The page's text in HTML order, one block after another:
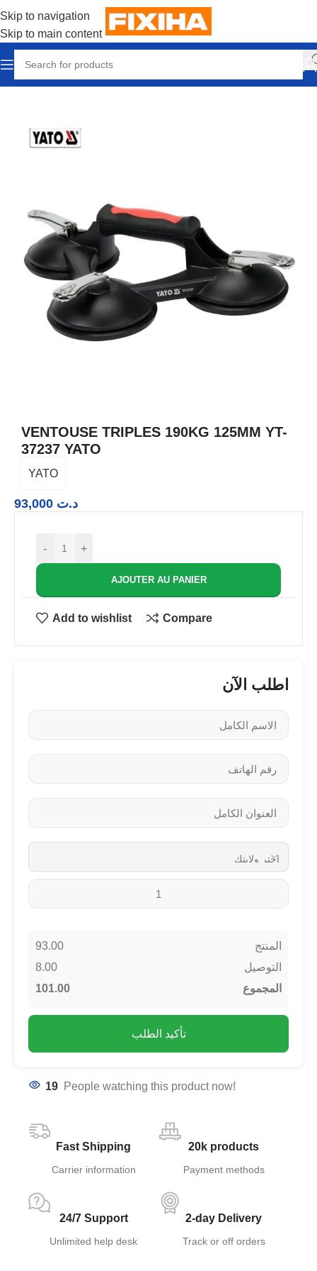
Skip to navigation
Skip to main content
Accueil/Outillages & Equipements
VENTOUSE TRIPLES 190KG 125MM YT-
37237 YATO
YATO
د.ت
- +
AJOUTER AU PANIER
Add to wishlist Compare
اطلب الآن
المنتج
93.00
التوصيل
8.00
المجموع
101.00
تأكيد الطلب
19 People watching this product now!
Fast Shipping
Carrier information
20k products
Payment methods
24/7 Support
Unlimited help desk
2-day Delivery
Track or off orders